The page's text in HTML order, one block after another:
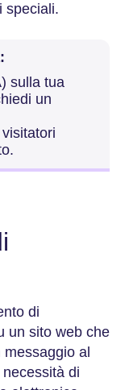
speciali.
sulla tua
un
di
un sito web che
al
di